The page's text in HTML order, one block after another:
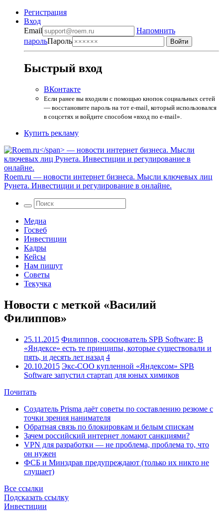
Регистрация
Вход
Email
Напомнить
парольПароль
Быстрый вход
ВКонтакте
Если ранее вы входили с помощью кнопок социальных сетей
— восстановите пароль на тот e-mail, который использовался
в соцсетях и войдите способом «вход по e-mail».
Купить рекламу
Roem.ru — новости интернет бизнеса. Мысли ключевых лиц
Рунета. Инвестиции и регулирование в онлайне.
Медиа
Госвеб
Инвестиции
Кадры
Кейсы
Нам пишут
Советы
Текучка
Новости с меткой «Василий
Филиппов»
25.11.2015 Филиппов, сооснователь SPB Software: В
«Яндексе» есть те принципы, которые существовали и
пять, и десять лет назад 4
20.10.2015 Экс-COO купленной «Яндексом» SPB
Software запустил стартап для юных химиков
Почитать
Создатель Prisma даёт советы по составлению резюме с
точки зрения нанимателя
Обратная связь по блокировкам и белым спискам
Зачем российский интернет ломают санкциями?
VPN для разработки — не проблема, проблема то, что
он нужен
ФСБ и Минздрав предупреждают (только их никто не
слушает)
Все ссылки
Подсказать ссылку
Инвестиции